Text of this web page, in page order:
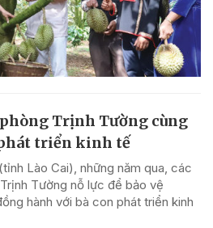
Trịnh Tường cùng
triển kinh tế
Lào Cai), những năm qua, các
Tường nỗ lực để bảo vệ
hành với bà con phát triển kinh